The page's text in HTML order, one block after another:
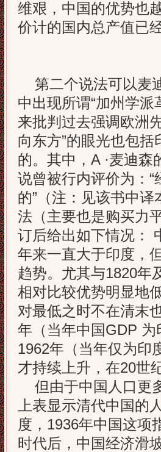
维艰，中国的优势也
价计的国内总产值已
第二个说法可以麦
中出现所谓“加州学
来批判过去强调欧洲
向东方”的眼光也包
的。其中，A ·麦迪
说曾被行内评价为：
的”（注：见该书中译
法（主要也是购买力
订后给出如下情况：
年来一直大于印度，
趋势。尤其与1820年
相对比较优势明显地
对最低之时不在清末
年（当年中国GDP
1962年（当年仅为印
才持续上升，在20世
但由于中国人口更
上表显示清代中国的
度，1936年中国这项
时代后，中国经济滑